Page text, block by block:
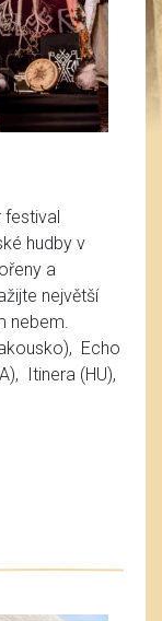
hudby v
a
největší
nebem.
Echo
Itinera (HU),